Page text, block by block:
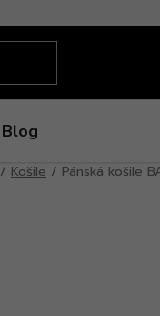
Blog
/ Košile / Pánská košile